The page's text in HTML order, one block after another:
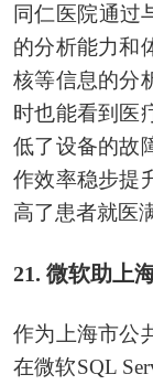
同仁医院通过
的分析能力和
核等信息的分
时也能看到医
低了设备的故
作效率稳步提
高了患者就医
21. 微软助上
作为上海市公
在微软SQL